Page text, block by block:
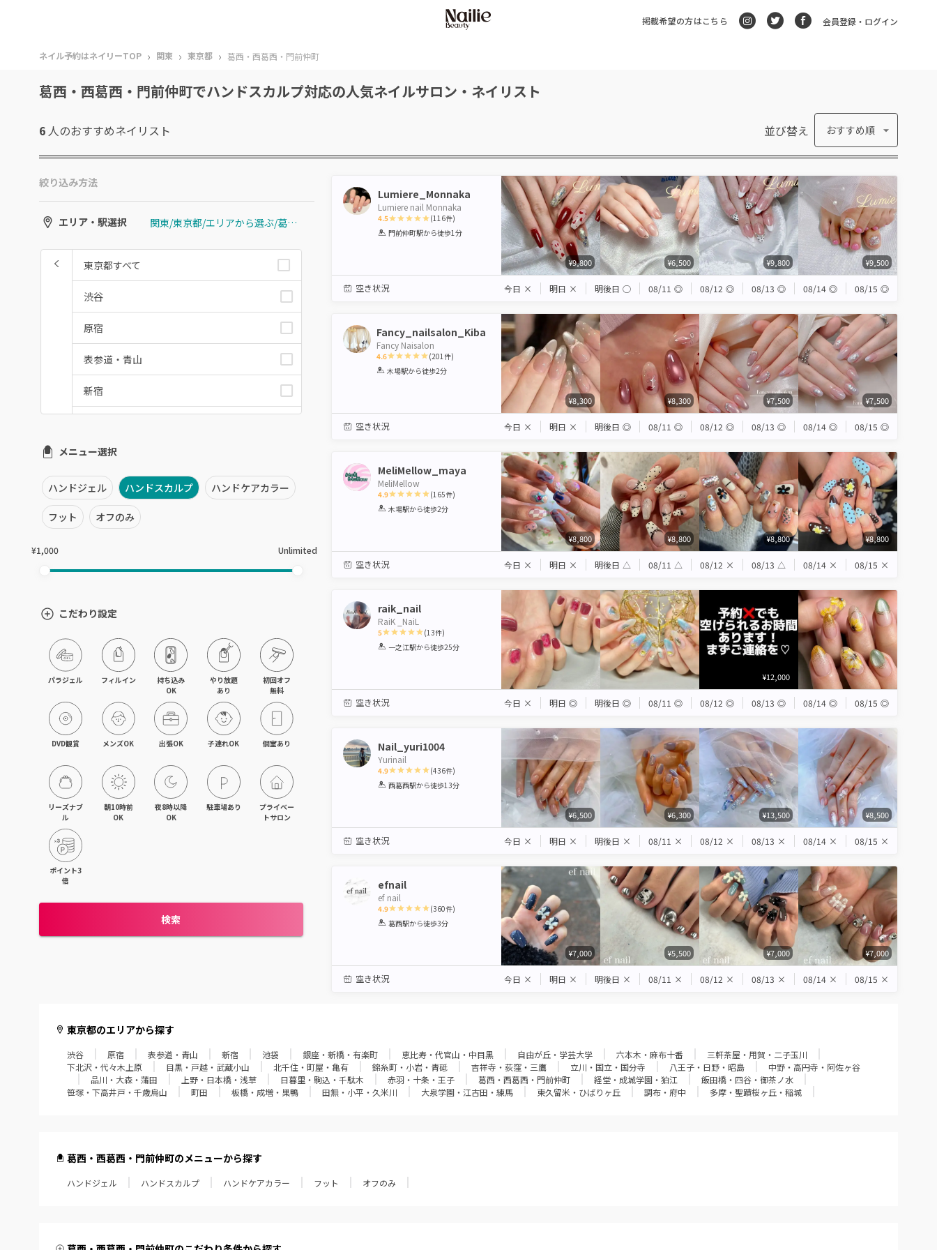
掲載希望の方はこちら 会員登録・ログイン
ネイル予約はネイリーTOP › 関東 › 東京都 › 葛西・西葛西・門前仲町
葛西・西葛西・門前仲町でハンドスカルプ対応の人気ネイルサロン・ネイリスト
6 人のおすすめネイリスト 並び替え おすすめ順
絞り込み方法
エリア・駅選択 関東/東京都/エリアから選ぶ/葛西・西葛西・門前仲町
東京都すべて
渋谷
原宿
表参道・青山
新宿
銀座・新橋・有楽町
恵比寿・代官山・中目黒
自由が丘・学芸大学
下北沢・代々木上原
目黒・戸越・武蔵小山
北千住・町屋・亀有
錦糸町・小岩・青砥
吉祥寺・荻窪・三鷹
立川・国立・国分寺
八王子・日野・昭島
日暮里・駒込・千駄木
飯田橋・四谷・御茶ノ水
笹塚・下高井戸・千歳烏山
田無・小平・久米川
メニュー選択
ハンドジェル ハンドスカルプ ハンドケアカラー
フット オフのみ
¥1,000 Unlimited
こだわり設定
パラジェル フィルイン
持ち込み
OK
やり放題
あり
初回オフ
無料
DVD観賞 メンズOK 出張OK 子連れOK 個室あり
リーズナブ
ル
朝10時前
OK
夜8時以降
OK
駐車場あり
プライベー
トサロン
ポイント3
倍
検索
Lumiere_Monnaka
Lumiere nail Monnaka
4.5
1 2 3 4 5
(116件)
門前仲町駅から徒歩1分
¥9,800 ¥6,500 ¥9,800 ¥9,500
空き状況 今日 × 明日 × 明後日 ◯ 08/11 ◎ 08/12 ◎ 08/13 ◎ 08/14 ◎ 08/15 ◎
Fancy_nailsalon_Kiba
Fancy Naisalon
4.6
1 2 3 4 5
(201 件)
木場駅から徒歩2分
¥8,300 ¥8,300 ¥7,500 ¥7,500
空き状況 今日 × 明日 × 明後日 ◎ 08/11 ◎ 08/12 ◎ 08/13 ◎ 08/14 ◎ 08/15 ◎
MeliMellow_maya
MeliMellow
4.9
1 2 3 4 5
(165件)
木場駅から徒歩2分
¥8,800 ¥8,800 ¥8,800 ¥8,800
空き状況 今日 × 明日 × 明後日 △ 08/11 △ 08/12 × 08/13 △ 08/14 × 08/15 ×
raik_nail
RaiK _NaiL
5
1 2 3 4 5
(13件)
一之江駅から徒歩25分
¥12,000
空き状況 今日 × 明日 ◎ 明後日 ◎ 08/11 ◎ 08/12 ◎ 08/13 ◎ 08/14 ◎ 08/15 ◎
Nail_yuri1004
Yurinail
4.9
1 2 3 4 5
(436件)
西葛西駅から徒歩13分
¥6,500 ¥6,300 ¥13,500 ¥8,500
空き状況 今日 × 明日 × 明後日 × 08/11 × 08/12 × 08/13 × 08/14 × 08/15 ×
efnail
ef nail
4.9
1 2 3 4 5
(360件)
葛西駅から徒歩3分
¥7,000 ¥5,500 ¥7,000 ¥7,000
空き状況 今日 × 明日 × 明後日 × 08/11 × 08/12 × 08/13 × 08/14 × 08/15 ×
東京都のエリアから探す
渋谷 原宿 表参道・青山 新宿 池袋 銀座・新橋・有楽町 恵比寿・代官山・中目黒 自由が丘・学芸大学 六本木・麻布十番
三軒茶屋・用賀・二子玉川
下北沢・代々木上原
目黒・戸越・武蔵小山 北千住・町屋・亀有 錦糸町・小岩・青砥 吉祥寺・荻窪・三鷹 立川・国立・国分寺 八王子・日野・昭島
中野・高円寺・阿佐ヶ谷
品川・大森・蒲田
上野・日本橋・浅草 日暮里・駒込・千駄木 赤羽・十条・王子 葛西・西葛西・門前仲町 経堂・成城学園・狛江
飯田橋・四谷・御茶ノ水
笹塚・下高井戸・千歳烏山
町田 板橋・成増・巣鴨 田無・小平・久米川 大泉学園・江古田・練馬 東久留米・ひばりヶ丘 調布・府中 多摩・聖蹟桜ヶ丘・稲城
葛西・西葛西・門前仲町のメニューから探す
ハンドジェル ハンドスカルプ ハンドケアカラー フット オフのみ